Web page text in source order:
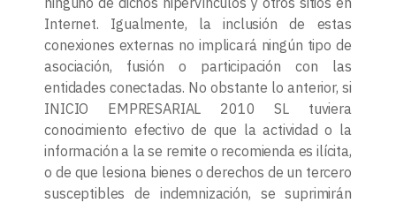
Internet. Igualmente, la inclusión de estas
conexiones externas no implicará ningún tipo de
asociación, fusión o participación con las
entidades conectadas. No obstante lo anterior, si
INICIO EMPRESARIAL 2010 SL tuviera
conocimiento efectivo de que la actividad o la
información a la se remite o recomienda es ilícita,
o de que lesiona bienes o derechos de un tercero
susceptibles de indemnización, se suprimirán